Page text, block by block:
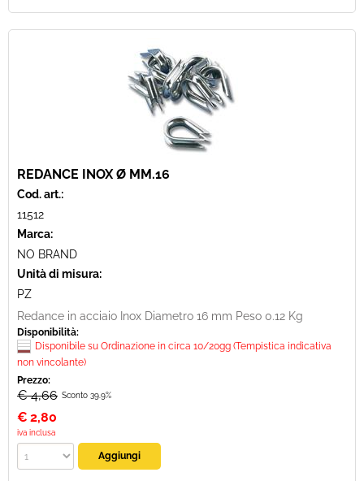
REDANCE INOX Ø MM.16
Cod. art.:
11512
Marca:
NO BRAND
Unità di misura:
PZ
Redance in acciaio Inox Diametro 16 mm Peso 0.12 Kg
Disponibilità:
Disponibile su Ordinazione in circa 10/20gg (Tempistica indicativa
non vincolante)
Prezzo:
€ 4,66 Sconto 39.9%
€ 2,80
iva inclusa